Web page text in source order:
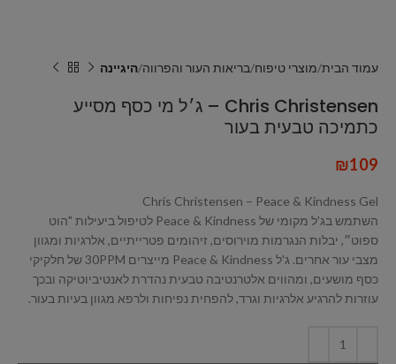
עמוד הבית מוצרי טיפוח בריאות העור והפרווה היגיינה
Chris Christensen – ג׳ל מי כסף מסייע
כתמיכה טבעית בעור
₪109
Chris Christensen – Peace & Kindness Gel
השתמש בג'ל מקומי של Peace & Kindness לטיפול ביעילות "הוט
ספוט״, יבלות הנגרמות מוירוסים, זיהומים פטרייתיים, אלרגיות ומגוון
מצבי עור אחרים. ג'ל Peace & Kindness מייצרים 30PPM של חלקיקי
כסף מושעים, ומהווים אלטרנטיבה טבעית נהדרת לאנטיביוטיקה ובכך
עוזרות להרגיע אלרגיות וגרד, להפחית נפיחות ולרפא מגוון בעיות בעור.